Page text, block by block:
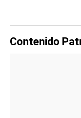
Contenido